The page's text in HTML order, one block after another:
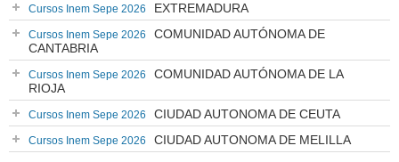
Cursos Inem Sepe 2026 EXTREMADURA
Cursos Inem Sepe 2026
COMUNIDAD AUTÓNOMA DE
CANTABRIA
Cursos Inem Sepe 2026
COMUNIDAD AUTÓNOMA DE LA
RIOJA
Cursos Inem Sepe 2026 CIUDAD AUTONOMA DE CEUTA
Cursos Inem Sepe 2026 CIUDAD AUTONOMA DE MELILLA